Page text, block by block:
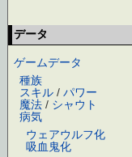
データ
ゲームデータ
種族
スキル /パワー
魔法 / シャウト
病気
ウェアウルフ化
吸血鬼化